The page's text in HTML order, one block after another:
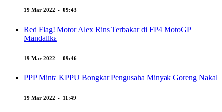
19 Mar 2022 - 09:43
Red Flag! Motor Alex Rins Terbakar di FP4 MotoGP
Mandalika
19 Mar 2022 - 09:46
PPP Minta KPPU Bongkar Pengusaha Minyak Goreng Nakal
19 Mar 2022 - 11:49